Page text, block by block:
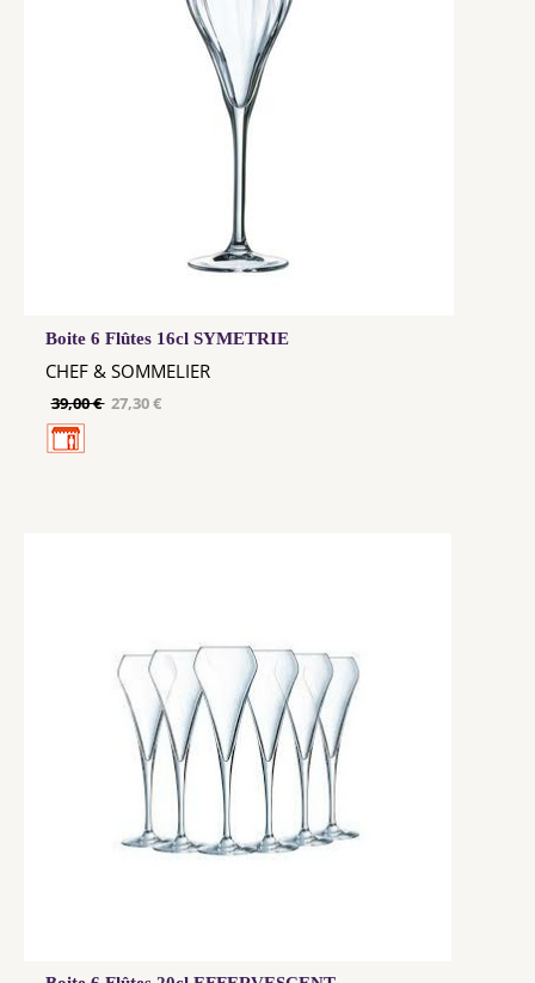
Boite 6 Flûtes 16cl SYMETRIE
CHEF & SOMMELIER
39,00 € 27,30 €